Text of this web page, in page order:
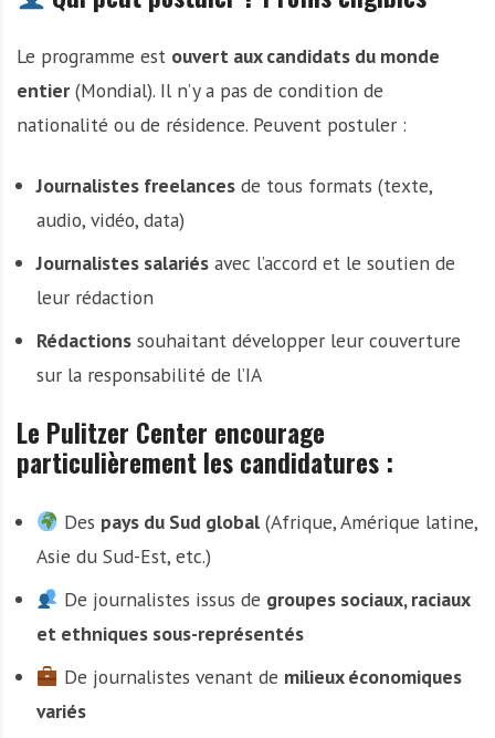
Le programme est ouvert aux candidats du monde
entier(Mondial). Il n’y a pas de condition de
nationalité ou de résidence. Peuvent postuler :
Journalistes freelancesde tous formats (texte,
audio, vidéo, data)
Journalistes salariésavec l’accord et le soutien de
leur rédaction
Rédactionssouhaitant développer leur couverture
sur la responsabilité de l’IA
Le Pulitzer Center encourage
particulièrement les candidatures :
Des pays du Sud global(Afrique, Amérique latine,
Asie du Sud-Est, etc.)
De journalistes issus de groupes sociaux, raciaux
et ethniques sous-représentés
De journalistes venant de milieux économiques
variés